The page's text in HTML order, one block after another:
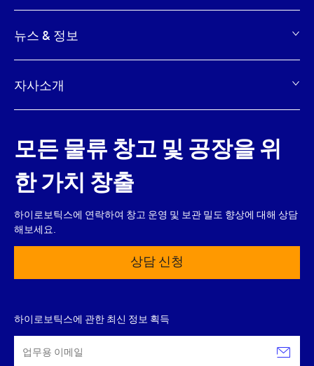
뉴스 & 정보
자사소개
모든 물류 창고 및 공장을 위
한 가치 창출
하이로보틱스에 연락하여 창고 운영 및 보관 밀도 향상에 대해 상담
해보세요.
상담 신청
하이로보틱스에 관한 최신 정보 획득